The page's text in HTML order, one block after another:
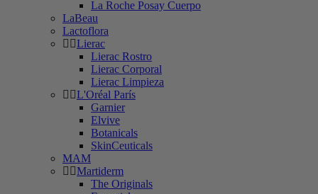
La Roche Posay Cuerpo
LaBeau
Lactoflora
Lierac
Lierac Rostro
Lierac Corporal
Lierac Limpieza
L'Oréal París
Garnier
Elvive
Botanicals
SkinCeuticals
MAM
Martiderm
The Originals